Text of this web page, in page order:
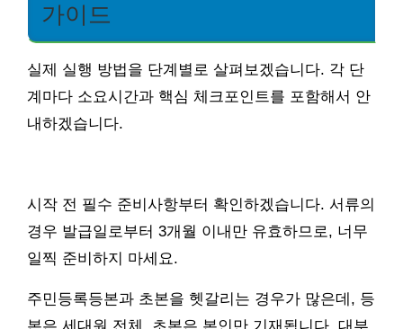
가이드
실제 실행 방법을 단계별로 살펴보겠습니다. 각 단
계마다 소요시간과 핵심 체크포인트를 포함해서 안
내하겠습니다.
시작 전 필수 준비사항부터 확인하겠습니다. 서류의
경우 발급일로부터 3개월 이내만 유효하므로, 너무
일찍 준비하지 마세요.
주민등록등본과 초본을 헷갈리는 경우가 많은데, 등